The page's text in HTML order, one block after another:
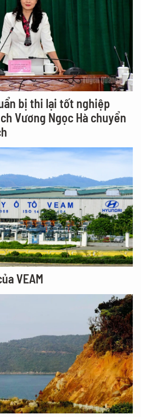
bị thi lại tốt nghiệp
Vương Ngọc Hà chuyển
VEAM